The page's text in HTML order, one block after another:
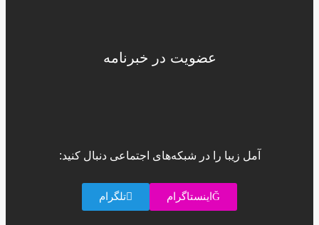
عضویت در خبرنامه
آمل زیبا را در شبکه‌های اجتماعی دنبال کنید:
اینستاگرام تلگرام